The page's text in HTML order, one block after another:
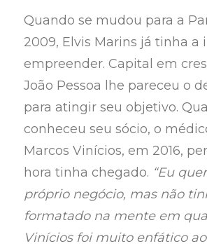
Quando se mudou para a
2009, Elvis Marins já tinha a
empreender. Capital em
João Pessoa lhe pareceu o
para atingir seu objetivo.
conheceu seu sócio, o
Marcos Vinícios, em 2016,
hora tinha chegado. “Eu
próprio negócio, mas não
formatado na mente em
Vinícios foi muito enfático